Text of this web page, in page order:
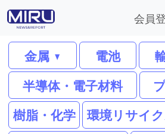
会員
金属 電池
半導体・電子材料
樹脂・化学
環境リサイ